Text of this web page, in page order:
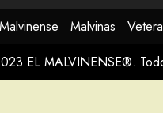
Malvinas
EL MALVINENSE®.